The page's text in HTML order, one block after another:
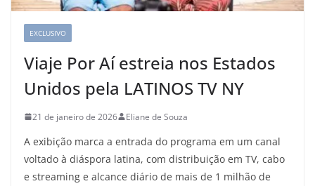
EXCLUSIVO
Viaje Por Aí estreia nos Estados
Unidos pela LATINOS TV NY
21 de janeiro de 2026 Eliane de Souza
A exibição marca a entrada do programa em um canal
voltado à diáspora latina, com distribuição em TV, cabo
e streaming e alcance diário de mais de 1 milhão de